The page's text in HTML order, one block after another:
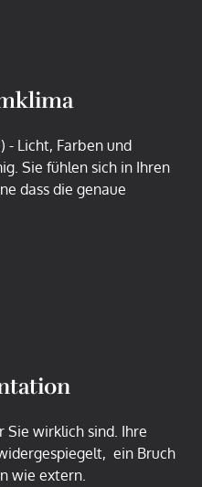
- Licht, Farben und
Sie fühlen sich in Ihren
dass die genaue
Sie wirklich sind. Ihre
ein Bruch
wie extern.